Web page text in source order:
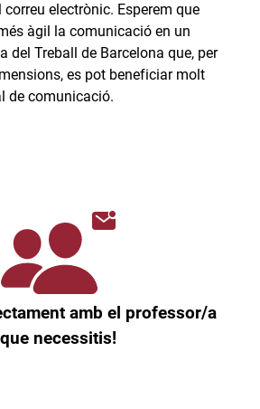
electrònic. Esperem que
àgil la comunicació en un
del Treball de Barcelona que, per
es pot beneficiar molt
de comunicació.​
amb el professor/a
que necessitis!